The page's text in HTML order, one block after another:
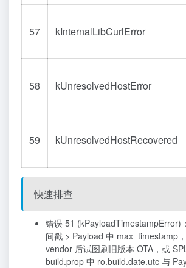
57 kInternalLibCurlError
58 kUnresolvedHostError
59 kUnresolvedHostRecovered
快速排查
错误 51 (kPayloadTimestampError)
间戳 > Payload 中 max_timestamp
vendor 后试图刷旧版本 OTA，或
build.prop 中 ro.build.date.utc 与